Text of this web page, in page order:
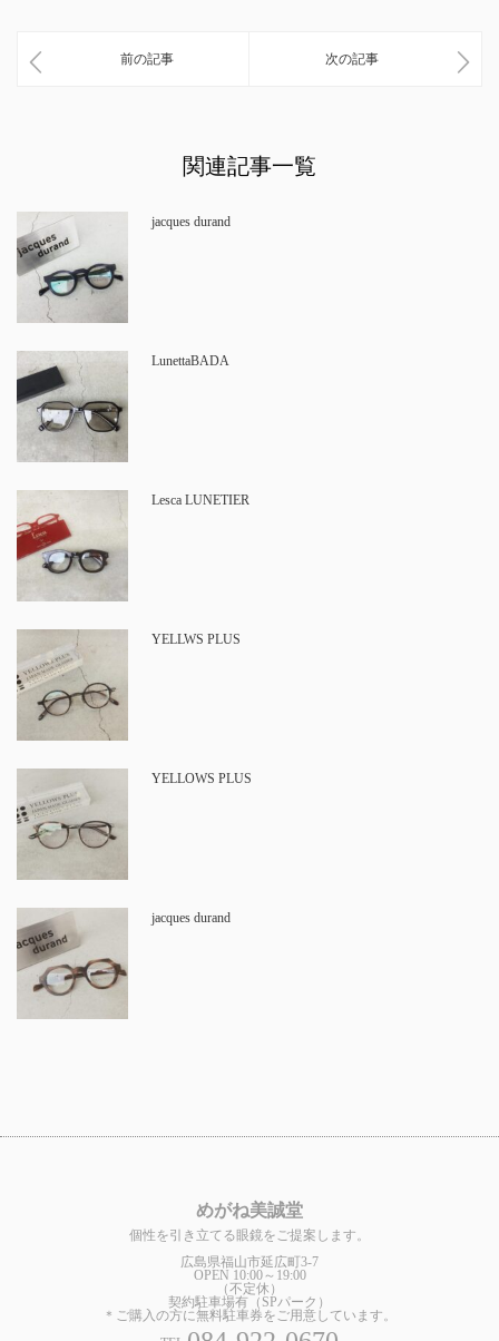
前の記事 次の記事
関連記事一覧
jacques durand
LunettaBADA
Lesca LUNETIER
YELLWS PLUS
YELLOWS PLUS
jacques durand
めがね美誠堂
個性を引き立てる眼鏡をご提案します。
広島県福山市延広町3-7
OPEN 10:00～19:00
（不定休）
契約駐車場有（SPパーク）
＊ご購入の方に無料駐車券をご用意しています。